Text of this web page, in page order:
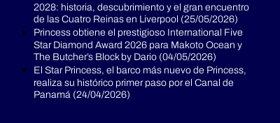
2028: historia, descubrimiento y el gran encuentro
de las Cuatro Reinas en Liverpool (25/05/2026)
Princess obtiene el prestigioso International Five
Star Diamond Award 2026 para Makoto Ocean y
The Butcher’s Block by Dario (04/05/2026)
El Star Princess, el barco más nuevo de Princess,
realiza su histórico primer paso por el Canal de
Panamá (24/04/2026)